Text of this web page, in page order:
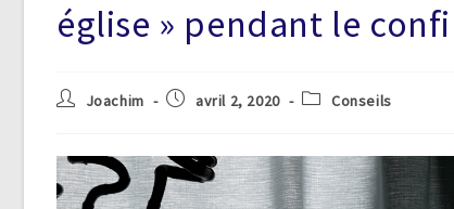
église » pendant le
Joachim avril 2, 2020 Conseils